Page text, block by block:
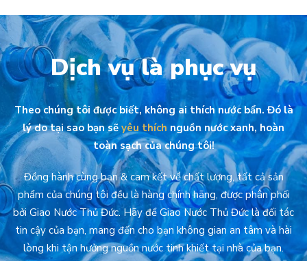
Dịch vụ là phục vụ
Theo chúng tôi được biết, không ai thích nước bẩn. Đó là
lý do tại sao bạn sẽ yêu thích nguồn nước xanh, hoàn
toàn sạch của chúng tôi!
Đồng hành cùng bạn & cam kết về chất lượng, tất cả sản
phẩm của chúng tôi đều là hàng chính hãng, được phân phối
bởi Giao Nước Thủ Đức. Hãy để Giao Nước Thủ Đức là đối tác
tin cậy của bạn, mang đến cho bạn không gian an tâm và hài
lòng khi tận hưởng nguồn nước tinh khiết tại nhà của bạn.